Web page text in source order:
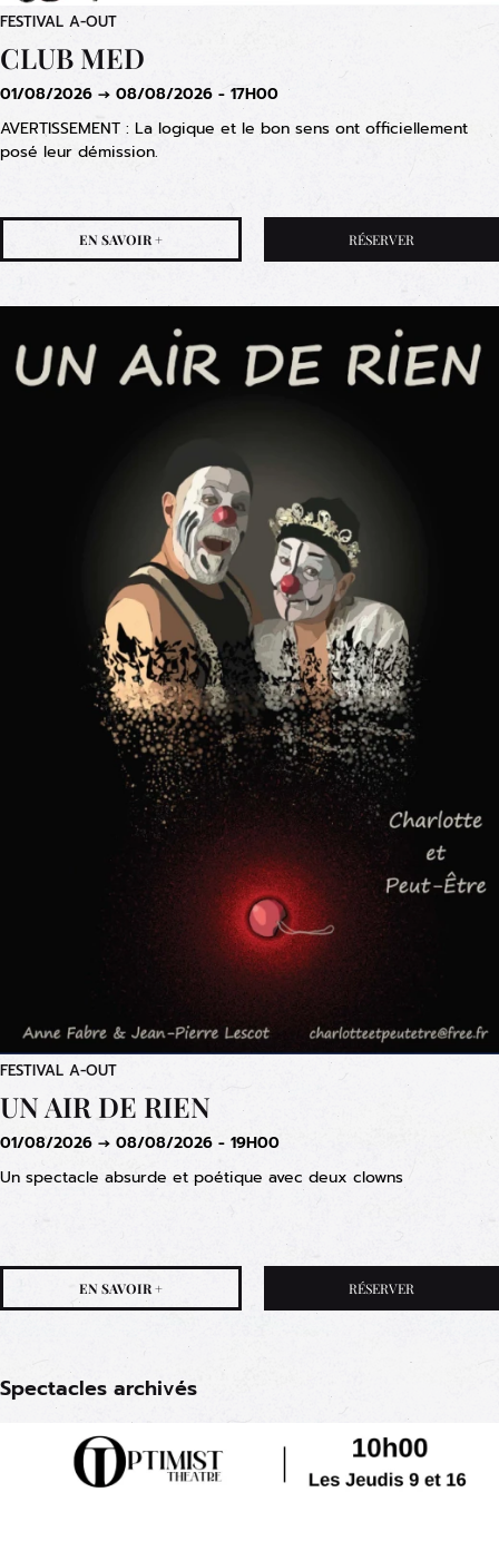
FESTIVAL A-OUT
CLUB MED
01/08/2026 → 08/08/2026 - 17H00
AVERTISSEMENT : La logique et le bon sens ont officiellement
posé leur démission.
EN SAVOIR + RÉSERVER
FESTIVAL A-OUT
UN AIR DE RIEN
01/08/2026 → 08/08/2026 - 19H00
Un spectacle absurde et poétique avec deux clowns
EN SAVOIR + RÉSERVER
Spectacles archivés